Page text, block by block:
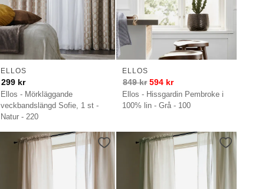
Ellos - Mörkläggande
veckbandslängd Sofie, 1 st -
Natur - 220
ELLOS
299 kr
Ellos - Hissgardin Pembroke i
100% lin - Grå - 100
ELLOS
849kr 594 kr